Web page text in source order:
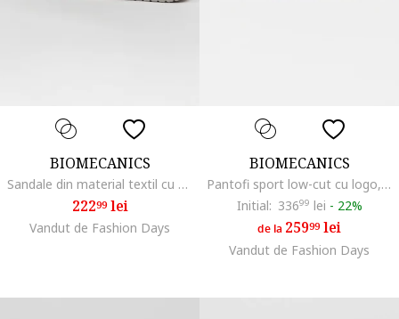
BIOMECANICS
Sandale din material textil cu decupaje
22299lei
Vandut de Fashion Days
BIOMECANICS
Pantofi sport low-cut cu logo, Alb/Bleumarin
Initial: 33699 lei - 22%
de la 25999lei
Vandut de Fashion Days